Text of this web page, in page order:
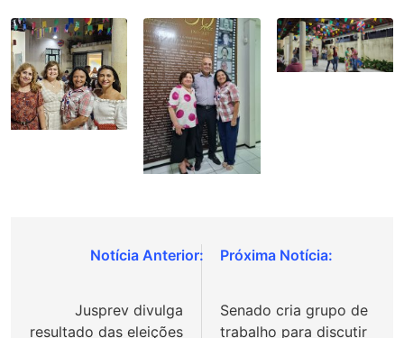
Navegação
Post
Jusprev divulga
resultado das eleições
Senado cria grupo de
trabalho para discutir